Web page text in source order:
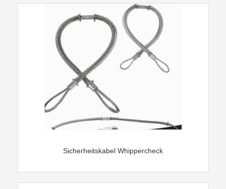
Sicherheitskabel Whippercheck